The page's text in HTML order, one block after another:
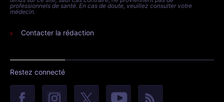
professionnels de santé. En cas de doute, veuillez consulter votre
médecin.
Contacter la rédaction
Restez connecté